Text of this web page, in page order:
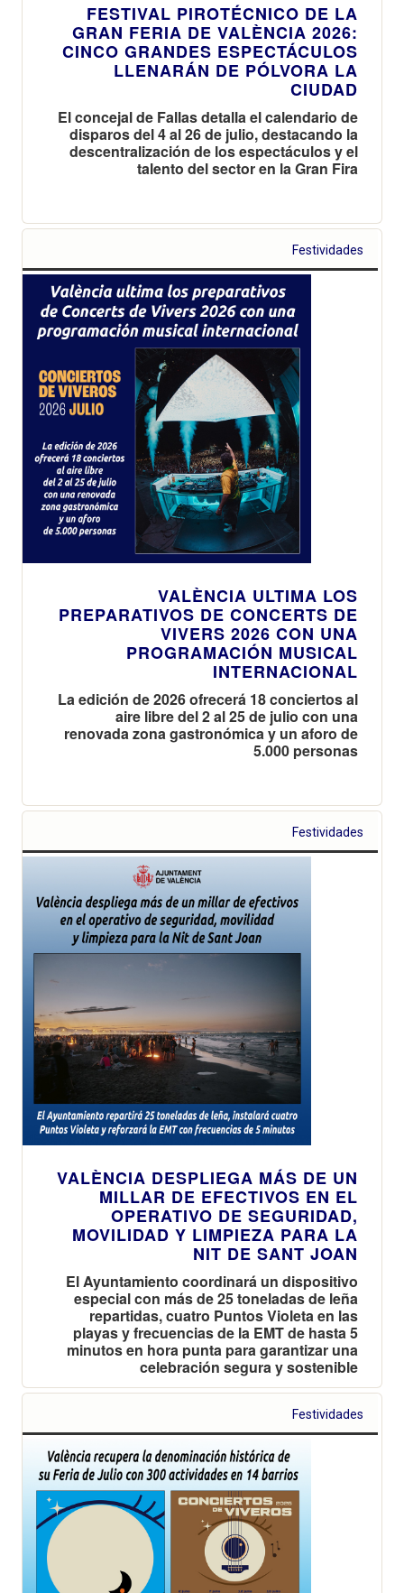
FESTIVAL PIROTÉCNICO DE LA
GRAN FERIA DE VALÈNCIA 2026:
CINCO GRANDES ESPECTÁCULOS
LLENARÁN DE PÓLVORA LA
CIUDAD
El concejal de Fallas detalla el calendario de
disparos del 4 al 26 de julio, destacando la
descentralización de los espectáculos y el
talento del sector en la Gran Fira
Festividades
VALÈNCIA ULTIMA LOS
PREPARATIVOS DE CONCERTS DE
VIVERS 2026 CON UNA
PROGRAMACIÓN MUSICAL
INTERNACIONAL
La edición de 2026 ofrecerá 18 conciertos al
aire libre del 2 al 25 de julio con una
renovada zona gastronómica y un aforo de
5.000 personas
Festividades
VALÈNCIA DESPLIEGA MÁS DE UN
MILLAR DE EFECTIVOS EN EL
OPERATIVO DE SEGURIDAD,
MOVILIDAD Y LIMPIEZA PARA LA
NIT DE SANT JOAN
El Ayuntamiento coordinará un dispositivo
especial con más de 25 toneladas de leña
repartidas, cuatro Puntos Violeta en las
playas y frecuencias de la EMT de hasta 5
minutos en hora punta para garantizar una
celebración segura y sostenible
Festividades